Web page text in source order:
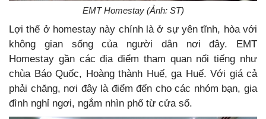
EMT Homestay (Ảnh: ST)
Lợi thế ở homestay này chính là ở sự yên tĩnh, hòa với
không gian sống của người dân nơi đây. EMT
Homestay gần các địa điểm tham quan nổi tiếng như
chùa Báo Quốc, Hoàng thành Huế, ga Huế. Với giá cả
phải chăng, nơi đây là điểm đến cho các nhóm bạn, gia
đình nghỉ ngơi, ngắm nhìn phố từ cửa sổ.